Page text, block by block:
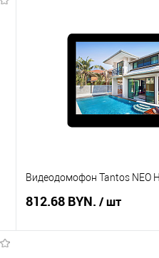
Купить в 1 клик
В избранное
Видеодомофон Tantos NEO
812.68 BYN. / шт